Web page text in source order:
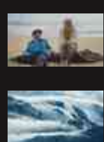
9 program hittades